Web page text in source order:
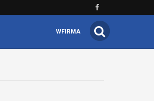
WFIRMA